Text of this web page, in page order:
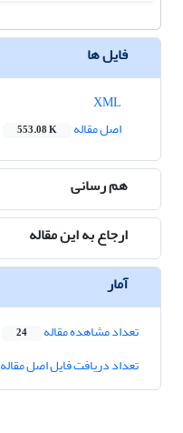
فایل ها
اصل مقاله
553.08 K
هم رسانی
ارجاع به این مقاله
آمار
تعداد مشاهده مقاله 24
تعداد دریافت فایل اصل مقاله